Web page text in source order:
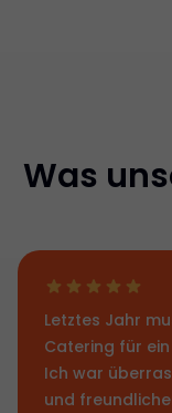
Was
Letztes Jahr
Catering für
Ich war
und